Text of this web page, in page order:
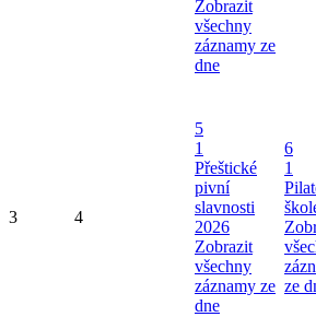
Zobrazit
všechny
záznamy ze
dne
3 4
5
1
Přeštické
pivní
slavnosti
2026
Zobrazit
všechny
záznamy ze
dne
6
1
ze